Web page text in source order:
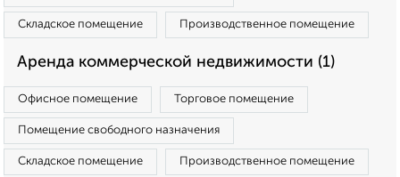
Складское помещение Производственное помещение
Аренда коммерческой недвижимости (1)
Офисное помещение Торговое помещение
Помещение свободного назначения
Складское помещение Производственное помещение